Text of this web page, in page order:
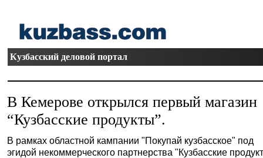
Кузбасский деловой портал
В Кемерове открылся первый магазин
“Кузбасские продукты”.
В рамках областной кампании "Покупай кузбасское" под
эгидой некоммерческого партнерства "Кузбасские